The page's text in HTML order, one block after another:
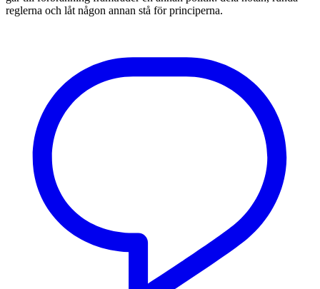
reglerna och låt någon annan stå för principerna.